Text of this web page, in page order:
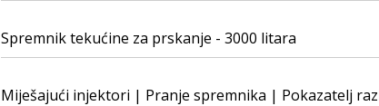
Spremnik tekućine za prskanje - 3000 litara
Miješajući injektori | Pranje spremnika | Pokazatelj